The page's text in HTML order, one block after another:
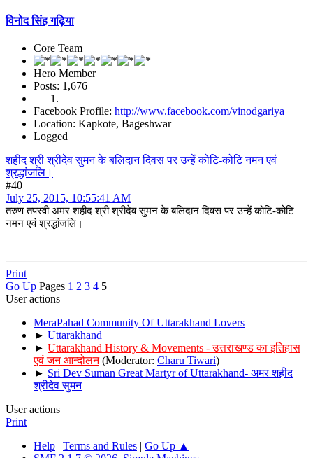
विनोद सिंह गढ़िया
Core Team
Hero Member
Posts: 1,676
Facebook Profile: http://www.facebook.com/vinodgariya
Location: Kapkote, Bageshwar
Logged
शहीद श्री श्रीदेव सुमन के बलिदान दिवस पर उन्हें कोटि-कोटि नमन एवं
श्रद्धांजलि।
#40
July 25, 2015, 10:55:41 AM
तरुण तपस्वी अमर शहीद श्री श्रीदेव सुमन के बलिदान दिवस पर उन्हें कोटि-कोटि
नमन एवं श्रद्धांजलि।
Print
Go Up Pages 1 2 3 4 5
User actions
MeraPahad Community Of Uttarakhand Lovers
► Uttarakhand
► Uttarakhand History & Movements - उत्तराखण्ड का इतिहास
एवं जन आन्दोलन (Moderator: Charu Tiwari)
► Sri Dev Suman Great Martyr of Uttarakhand- अमर शहीद
श्रीदेव सुमन
User actions
Print
Help | Terms and Rules | Go Up ▲